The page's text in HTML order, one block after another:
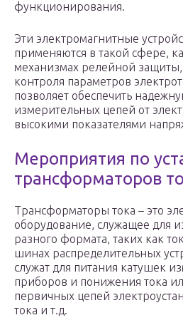
функционирования.
Эти электромагнитные
применяются в такой сфере,
механизмах релейной защиты,
контроля параметров
позволяет обеспечить
измерительных цепей от
высокими показателями
Мероприятия по
трансформаторов
Трансформаторы тока – это
оборудование, служащее для
разного формата, таких как
шинах распределительных
служат для питания катушек
приборов и понижения тока
первичных цепей
тока и т.д.